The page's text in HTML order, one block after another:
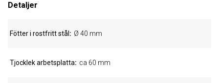
Detaljer
Fötter i rostfritt stål Ø 40 mm
Tjocklek arbetsplatta ca 60 mm